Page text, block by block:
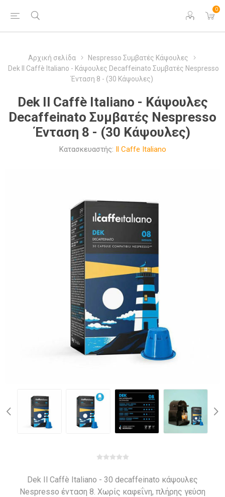
0
Αρχική σελίδα
Nespresso Συμβατές Κάψουλες
Dek Il Caffè Italiano - Κάψουλες Decaffeinato Συμβατές Nespresso
Ένταση 8 - (30 Κάψουλες)
Dek Il Caffè Italiano - Κάψουλες
Decaffeinato Συμβατές Nespresso
Ένταση 8 - (30 Κάψουλες)
Κατασκευαστής: Il Caffe Italiano
Dek Il Caffè Italiano - 30 decaffeinato κάψουλες
Nespresso ένταση 8. Χωρίς καφεΐνη, πλήρης γεύση